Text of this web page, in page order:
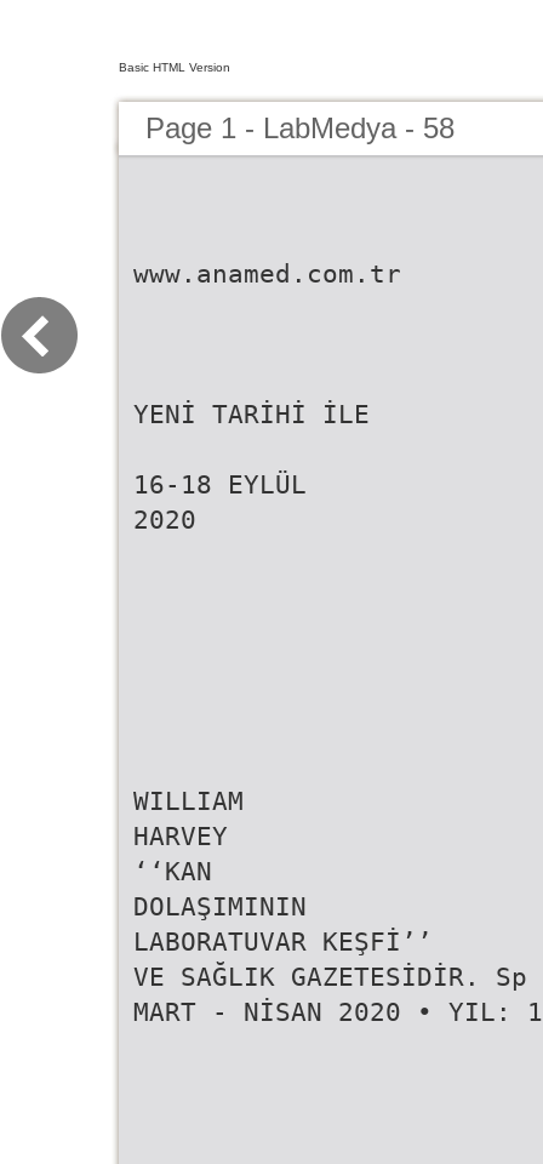
Basic HTML Version
Page 1 - LabMedya - 58
www.anamed.com.tr
YENİ TARİHİ İLE
16-18 EYLÜL
2020
WILLIAM
HARVEY
‘‘KAN
DOLAŞIMININ
LABORATUVAR KEŞFİ’’
VE SAĞLIK GAZETESİDİR.
MART - NİSAN 2020 • YIL: